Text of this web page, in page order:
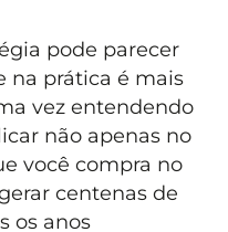
pode parecer
na prática é mais
vez entendendo
não apenas no
você compra no
centenas de
os anos